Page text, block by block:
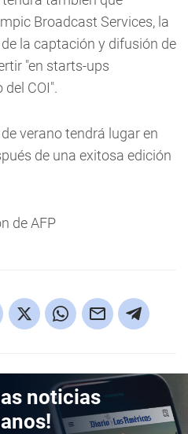
Broadcast Services, la
la captación y difusión de
"en starts-ups
COI".
verano tendrá lugar en
de una exitosa edición
de AFP
noticias